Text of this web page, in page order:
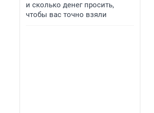
и сколько денег просить,
чтобы вас точно взяли